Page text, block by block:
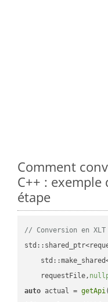
Comment
C++ : exemple
étape
// Conversion en
    requestFile,
auto actual = getApi